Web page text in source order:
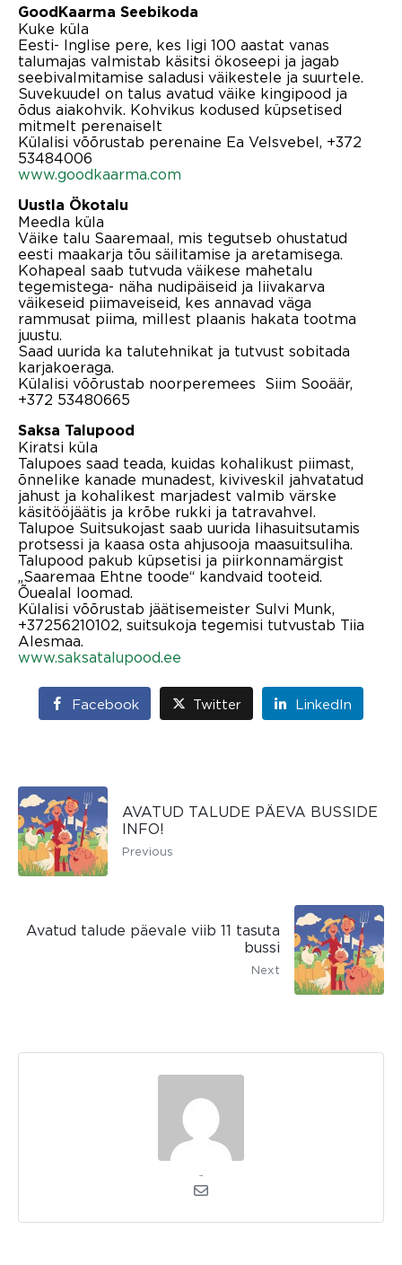
GoodKaarma Seebikoda
Kuke küla
Eesti- Inglise pere, kes ligi 100 aastat vanas
talumajas valmistab käsitsi ökoseepi ja jagab
seebivalmitamise saladusi väikestele ja suurtele.
Suvekuudel on talus avatud väike kingipood ja
õdus aiakohvik. Kohvikus kodused küpsetised
mitmelt perenaiselt
Külalisi võõrustab perenaine Ea Velsvebel, +372
53484006
www.goodkaarma.com
Uustla Ökotalu
Meedla küla
Väike talu Saaremaal, mis tegutseb ohustatud
eesti maakarja tõu säilitamise ja aretamisega.
Kohapeal saab tutvuda väikese mahetalu
tegemistega- näha nudipäiseid ja liivakarva
väikeseid piimaveiseid, kes annavad väga
rammusat piima, millest plaanis hakata tootma
juustu.
Saad uurida ka talutehnikat ja tutvust sobitada
karjakoeraga.
Külalisi võõrustab noorperemees Siim Sooäär,
+372 53480665
Saksa Talupood
Kiratsi küla
Talupoes saad teada, kuidas kohalikust piimast,
õnnelike kanade munadest, kiviveskil jahvatatud
jahust ja kohalikest marjadest valmib värske
käsitööjäätis ja krõbe rukki ja tatravahvel.
Talupoe Suitsukojast saab uurida lihasuitsutamis
protsessi ja kaasa osta ahjusooja maasuitsuliha.
Talupood pakub küpsetisi ja piirkonnamärgist
„Saaremaa Ehtne toode“ kandvaid tooteid.
Õuealal loomad.
Külalisi võõrustab jäätisemeister Sulvi Munk,
+37256210102, suitsukoja tegemisi tutvustab Tiia
Alesmaa.
www.saksatalupood.ee
Facebook Twitter LinkedIn
AVATUD TALUDE PÄEVA BUSSIDE
INFO!
Previous
Avatud talude päevale viib 11 tasuta
bussi
Next